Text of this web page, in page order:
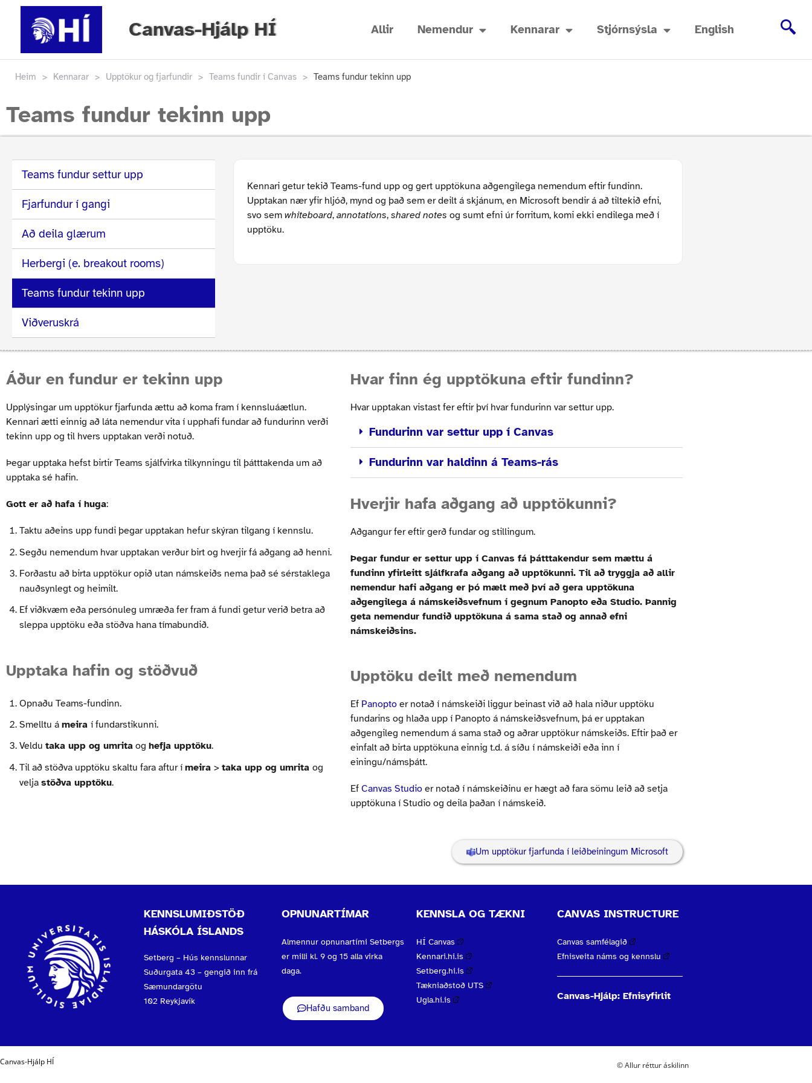
Canvas-Hjálp HÍ Allir Nemendur Kennarar Stjórnsýsla English
Heim > Kennarar > Upptökur og fjarfundir > Teams fundir í Canvas > Teams fundur tekinn upp
Teams fundur tekinn upp
Teams fundur settur upp
Fjarfundur í gangi
Að deila glærum
Herbergi (e. breakout rooms)
Teams fundur tekinn upp
Viðveruskrá
Kennari getur tekið Teams-fund upp og gert upptökuna aðgengilega nemendum eftir fundinn.
Upptakan nær yfir hljóð, mynd og það sem er deilt á skjánum, en Microsoft bendir á að tiltekið efni,
svo semwhiteboard,annotations,shared notes og sumt efni úr forritum, komi ekki endilega með í
upptöku.
Áður en fundur er tekinn upp
Upplýsingar um upptökur fjarfunda ættu að koma fram í kennsluáætlun.
Kennari ætti einnig að láta nemendur vita í upphafi fundar að fundurinn verði
tekinn upp og til hvers upptakan verði notuð.
Þegar upptaka hefst birtir Teams sjálfvirka tilkynningu til þátttakenda um að
upptaka sé hafin.
Gott er að hafa í huga:
Taktu aðeins upp fundi þegar upptakan hefur skýran tilgang í kennslu.
Segðu nemendum hvar upptakan verður birt og hverjir fá aðgang að henni.
Forðastu að birta upptökur opið utan námskeiðs nema það sé sérstaklega
nauðsynlegt og heimilt.
Ef viðkvæm eða persónuleg umræða fer fram á fundi getur verið betra að
sleppa upptöku eða stöðva hana tímabundið.
Upptaka hafin og stöðvuð
Opnaðu Teams-fundinn.
Smelltu ámeiraí fundarstikunni.
Veldutaka upp og umrita oghefja upptöku.
Til að stöðva upptöku skaltu fara aftur ímeira>taka upp og umritaog
veljastöðva upptöku.
Hvar finn ég upptökuna eftir fundinn?
Hvar upptakan vistast fer eftir því hvar fundurinn var settur upp.
Fundurinn var settur upp í Canvas
Fundurinn var haldinn á Teams-rás
Hverjir hafa aðgang að upptökunni?
Aðgangur fer eftir gerð fundar og stillingum.
Þegar fundur er settur upp í Canvas fá þátttakendur sem mættu á
fundinn yfirleitt sjálfkrafa aðgang að upptökunni. Til að tryggja að allir
nemendur hafi aðgang er þó mælt með því að gera upptökuna
aðgengilega á námskeiðsvefnum í gegnum Panopto eða Studio. Þannig
geta nemendur fundið upptökuna á sama stað og annað efni
námskeiðsins.
Upptöku deilt með nemendum
Ef Panopto er notað í námskeiði liggur beinast við að hala niður upptöku
fundarins og hlaða upp í Panopto á námskeiðsvefnum, þá er upptakan
aðgengileg nemendum á sama stað og aðrar upptökur námskeiðs. Eftir það er
einfalt að birta upptökuna einnig t.d. á síðu í námskeiði eða inn í
einingu/námsþátt.
Ef Canvas Studio er notað í námskeiðinu er hægt að fara sömu leið að setja
upptökuna í Studio og deila þaðan í námskeið.
Um upptökur fjarfunda í leiðbeiningum Microsoft
KENNSLUMIÐSTÖÐ
HÁSKÓLA ÍSLANDS
Setberg – Hús kennslunnar
Suðurgata 43 – gengið inn frá
Sæmundargötu
102 Reykjavík
OPNUNARTÍMAR
Almennur opnunartími Setbergs
er milli kl. 9 og 15 alla virka
daga.
Hafðu samband
KENNSLA OG TÆKNI
HÍ Canvas
Kennari.hi.is
Setberg.hi.is
Tækniaðstoð UTS
Ugla.hi.is
CANVAS INSTRUCTURE
Canvas samfélagið
Efnisveita náms og kennslu
Canvas-Hjálp: Efnisyfirlit
Canvas-Hjálp HÍ © Allur réttur áskilinn